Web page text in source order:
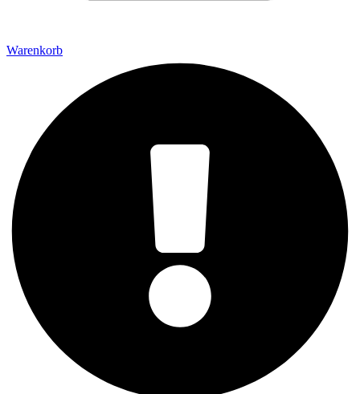
Warenkorb